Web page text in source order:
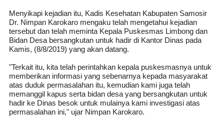
Menyikapi kejadian itu, Kadis Kesehatan Kabupaten Samosir
Dr. Nimpan Karokaro mengaku telah mengetahui kejadian
tersebut dan telah meminta Kepala Puskesmas Limbong dan
Bidan Desa bersangkutan untuk hadir di Kantor Dinas pada
Kamis, (8/8/2019) yang akan datang.
"Terkait itu, kita telah perintahkan kepala puskesmasnya untuk
memberikan informasi yang sebenarnya kepada masyarakat
atas duduk permasalahan itu, kemudian kami juga telah
memanggil kapus serta bidan desa yang bersangkutan untuk
hadir ke Dinas besok untuk mulainya kami investigasi atas
permasalahan ini," ujar Nimpan Karokaro.